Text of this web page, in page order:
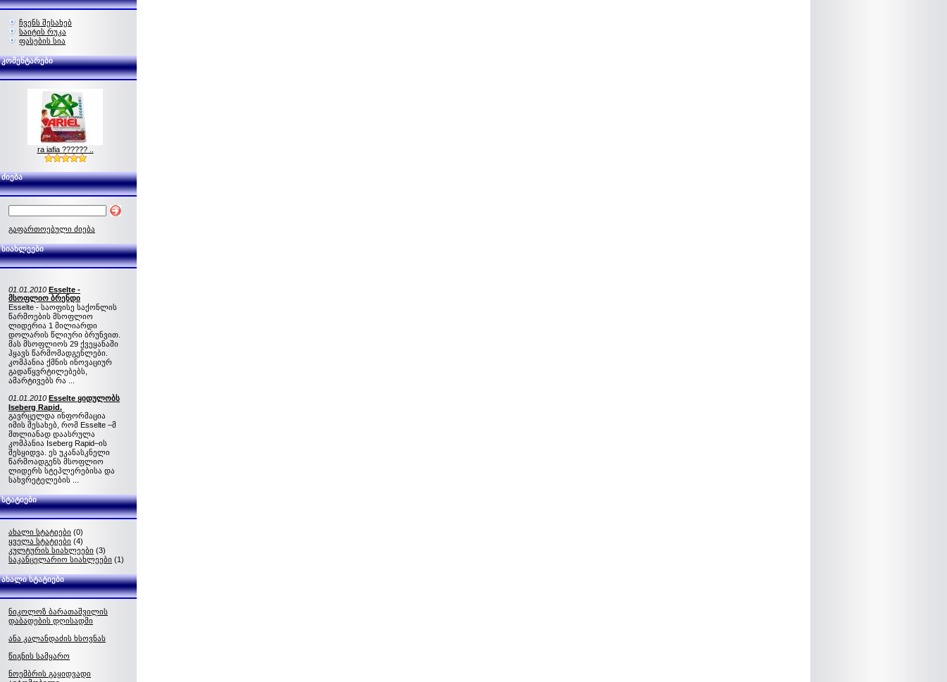
ჩვენს შესახებ
საიტის რუკა
ფასების სია
კომენტარები
ra iafia ?????? ..
ძიება
გაფართოებული ძიება
სიახლეები
01.01.2010 Esselte -
მსოფლიო ბრენდი
Esselte - საოფისე საქონლის
წარმოების მსოფლიო
ლიდერია 1 მილიარდი
დოლარის წლიური ბრუნვით.
მას მსოფლიოს 29 ქვეყანაში
ჰყავს წარმომადგენლები.
კომპანია ქმნის ინოვაციურ
გადაწყვრტილებებს,
ამარტივებს რა ...
01.01.2010 Esselte ყიდულობს
Iseberg Rapid.
გავრცელდა ინფორმაცია
იმის შესახებ, რომ Esselte –მ
მთლიანად დაასრულა
კომპანია Iseberg Rapid–ის
შესყიდვა. ეს უკანასკნელი
წარმოადგენს მსოფლიო
ლიდერს სტეპლერებისა და
სახვრეტელების ...
სტატიები
ახალი სტატიები (0)
ყველა სტატიები (4)
კულტურის სიახლეები (3)
საკანცელარიო სიახლეები (1)
ახალი სტატიები
ნიკოლოზ ბარათაშვილის
დაბადების დღისადმი
ანა კალანდაძის ხსოვნას
წიგნის სამყარო
ნოემბრის გაყიდვადი